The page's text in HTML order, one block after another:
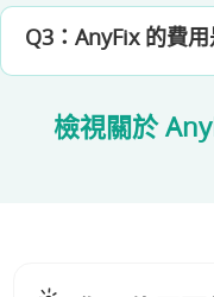
Q3：AnyFix 的費用
檢視關於